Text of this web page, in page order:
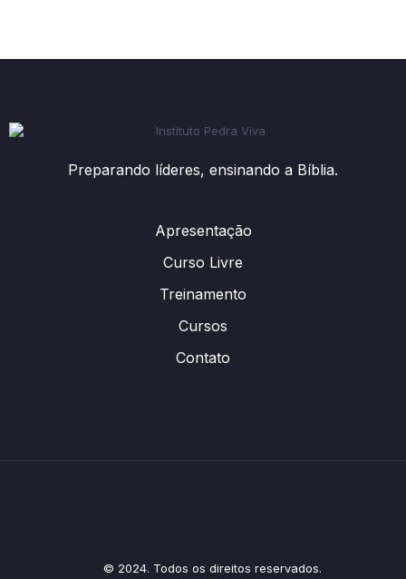
Preparando líderes, ensinando a Bíblia.
Apresentação
Curso Livre
Treinamento
Cursos
Contato
© 2024. Todos os direitos reservados.